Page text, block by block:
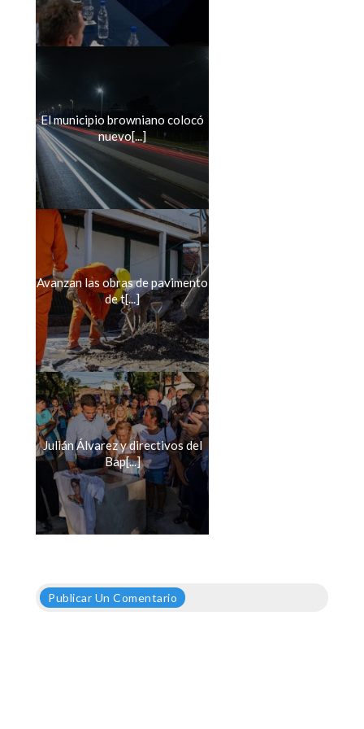
El municipio browniano colocó
nuevo[...]
Avanzan las obras de pavimento
de t[...]
Julián Álvarez y directivos del
Bap[...]
Publicar Un Comentario